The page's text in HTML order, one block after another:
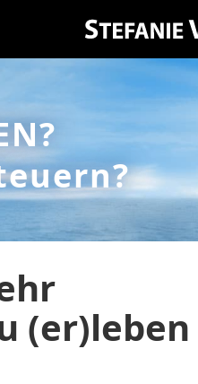
(er)leben